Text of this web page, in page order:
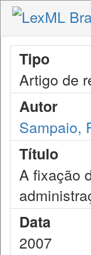
Tipo
Artigo de
Autor
Sampaio,
Título
A fixação
Data
2007